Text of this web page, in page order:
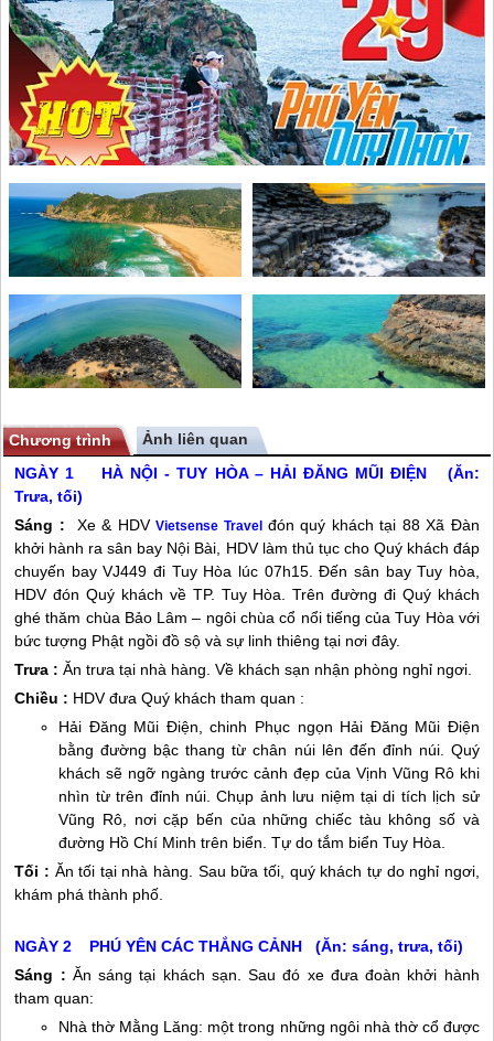
Chương trình
Ảnh liên quan
NGÀY 1 HÀ NỘI - TUY HÒA – HẢI ĐĂNG MŨI ĐIỆN (Ăn:
Trưa, tối)
Sáng :
Xe & HDVVietsense Travelđón quý khách tại 88 Xã Đàn
khởi hành ra sân bay Nội Bài, HDV làm thủ tục cho Quý khách đáp
chuyến bay VJ449 đi Tuy Hòa lúc 07h15. Đến sân bay Tuy hòa,
HDV đón Quý khách về TP. Tuy Hòa. Trên đường đi Quý khách
ghé thăm chùa Bảo Lâm – ngôi chùa cổ nổi tiếng của Tuy Hòa với
bức tượng Phật ngồi đồ sộ và sự linh thiêng tại nơi đây.
Trưa :Ăn trưa tại nhà hàng. Về khách sạn nhận phòng nghỉ ngơi.
Chiều : HDV đưa Quý khách tham quan :
Hải Đăng Mũi Điện, chinh Phục ngọn Hải Đăng Mũi Điện
bằng đường bậc thang từ chân núi lên đến đỉnh núi. Quý
khách sẽ ngỡ ngàng trước cảnh đẹp của Vịnh Vũng Rô khi
nhìn từ trên đỉnh núi. Chụp ảnh lưu niệm tại di tích lịch sử
Vũng Rô, nơi cặp bến của những chiếc tàu không số và
đường Hồ Chí Minh trên biển. Tự do tắm biển Tuy Hòa.
Tối : Ăn tối tại nhà hàng. Sau bữa tối, quý khách tự do nghỉ ngơi,
khám phá thành phố.
NGÀY 2 PHÚ YÊN CÁC THẮNG CẢNH (Ăn: sáng, trưa, tối)
Sáng : Ăn sáng tại khách sạn. Sau đó xe đưa đoàn khởi hành
tham quan:
Nhà thờ Mằng Lăng: một trong những ngôi nhà thờ cổ được